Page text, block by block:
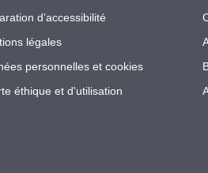
d’accessibilité
légales
personnelles et cookies
éthique et d'utilisation